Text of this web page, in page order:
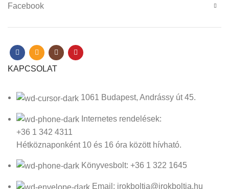
Facebook
KAPCSOLAT
1061 Budapest, Andrássy út 45.
Internetes rendelések:
+36 1 342 4311
Hétköznaponként 10 és 16 óra között hívható.
Könyvesbolt: +36 1 322 1645
Email: irokboltja@irokboltja.hu